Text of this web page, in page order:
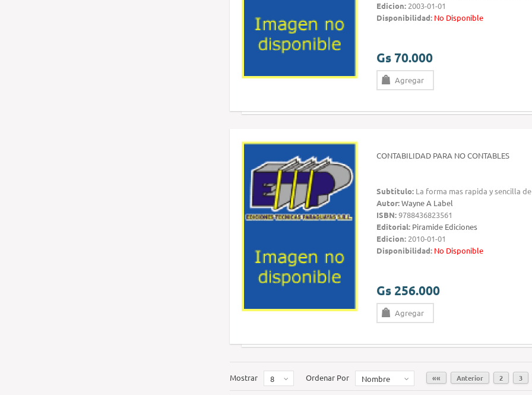
Edicion: 2003-01-01
Disponibilidad: No Disponible
Gs 70.000
Agregar
CONTABILIDAD PARA NO CONTABLES
Subtítulo: La forma mas rapida y sencilla
Autor:Wayne A Label
ISBN:9788436823561
Editorial: Piramide Ediciones
Edicion: 2010-01-01
Disponibilidad: No Disponible
Gs 256.000
Agregar
Mostrar 8 Ordenar Por Nombre «« Anterior 2 3